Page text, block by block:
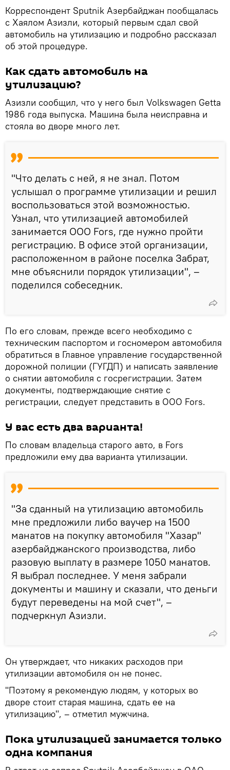
Корреспондент Sputnik Азербайджан пообщалась
с Хаялом Азизли, который первым сдал свой
автомобиль на утилизацию и подробно рассказал
об этой процедуре.
Как сдать автомобиль на
утилизацию?
Азизли сообщил, что у него был Volkswagen Getta
1986 года выпуска. Машина была неисправна и
стояла во дворе много лет.
"Что делать с ней, я не знал. Потом
услышал о программе утилизации и решил
воспользоваться этой возможностью.
Узнал, что утилизацией автомобилей
занимается ООО Fors, где нужно пройти
регистрацию. В офисе этой организации,
расположенном в районе поселка Забрат,
мне объяснили порядок утилизации", –
поделился собеседник.
По его словам, прежде всего необходимо с
техническим паспортом и госномером автомобиля
обратиться в Главное управление государственной
дорожной полиции (ГУГДП) и написать заявление
о снятии автомобиля с госрегистрации. Затем
документы, подтверждающие снятие с
регистрации, следует представить в ООО Fors.
У вас есть два варианта!
По словам владельца старого авто, в Fors
предложили ему два варианта утилизации.
"За сданный на утилизацию автомобиль
мне предложили либо ваучер на 1500
манатов на покупку автомобиля "Хазар"
азербайджанского производства, либо
разовую выплату в размере 1050 манатов.
Я выбрал последнее. У меня забрали
документы и машину и сказали, что деньги
будут переведены на мой счет", –
подчеркнул Азизли.
Он утверждает, что никаких расходов при
утилизации автомобиля он не понес.
"Поэтому я рекомендую людям, у которых во
дворе стоит старая машина, сдать ее на
утилизацию", – отметил мужчина.
Пока утилизацией занимается только
одна компания